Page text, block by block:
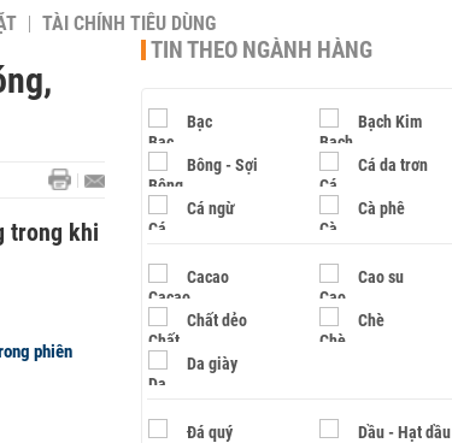
TÀI CHÍNH TIÊU DÙNG
trong khi
phiên
TIN THEO NGÀNH HÀNG
Bạc Bạch Kim
Bông - Sợi Cá da trơn
Cá ngừ Cà phê
Cacao Cao su
Chất dẻo Chè
Da giày
Đá quý Dầu - Hạt dầu